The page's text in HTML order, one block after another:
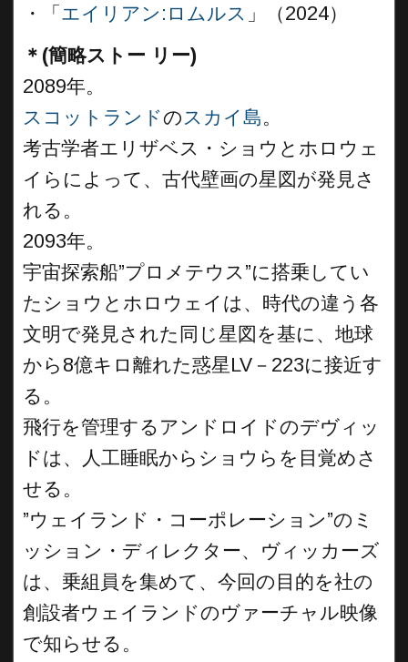
・「 エイリアン:ロムルス 」（2024）
＊(簡略ストー リー)
2089年。
スコットランドの スカイ島。
考古学者エリザベス・ショウとホロウェ
イらによって、古代壁画の星図が発見さ
れる。
2093年。
宇宙探索船”プロメテウス”に搭乗してい
たショウとホロウェイは、時代の違う各
文明で発見された同じ星図を基に、地球
から8億キロ離れた惑星LV－223に接近す
る。
飛行を管理するアンドロイドのデヴィッ
ドは、人工睡眠からショウらを目覚めさ
せる。
”ウェイランド・コーポレーション”のミ
ッション・ディレクター、ヴィッカーズ
は、乗組員を集めて、今回の目的を社の
創設者ウェイランドのヴァーチャル映像
で知らせる。